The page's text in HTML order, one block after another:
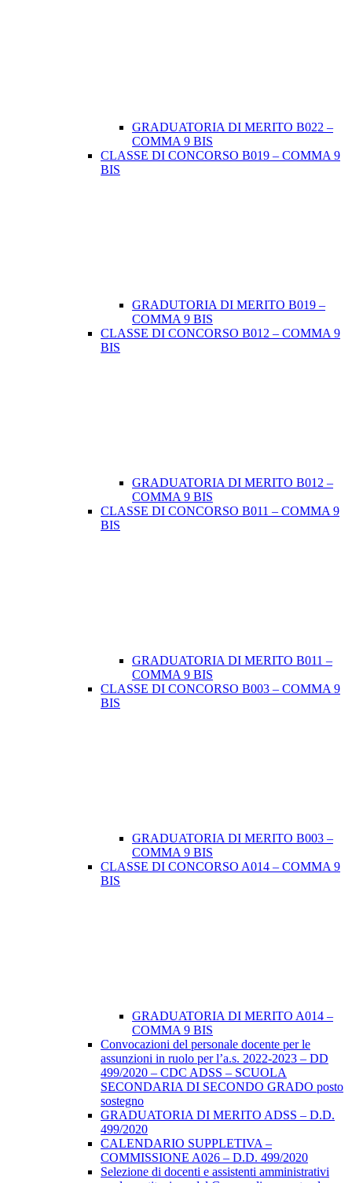
GRADUATORIA DI MERITO B022 –
COMMA 9 BIS
CLASSE DI CONCORSO B019 – COMMA 9
BIS
GRADUTORIA DI MERITO B019 –
COMMA 9 BIS
CLASSE DI CONCORSO B012 – COMMA 9
BIS
GRADUATORIA DI MERITO B012 –
COMMA 9 BIS
CLASSE DI CONCORSO B011 – COMMA 9
BIS
GRADUATORIA DI MERITO B011 –
COMMA 9 BIS
CLASSE DI CONCORSO B003 – COMMA 9
BIS
GRADUATORIA DI MERITO B003 –
COMMA 9 BIS
CLASSE DI CONCORSO A014 – COMMA 9
BIS
GRADUATORIA DI MERITO A014 –
COMMA 9 BIS
Convocazioni del personale docente per le
assunzioni in ruolo per l’a.s. 2022-2023 – DD
499/2020 – CDC ADSS – SCUOLA
SECONDARIA DI SECONDO GRADO posto
sostegno
GRADUATORIA DI MERITO ADSS – D.D.
499/2020
CALENDARIO SUPPLETIVA –
COMMISSIONE A026 – D.D. 499/2020
Selezione di docenti e assistenti amministrativi